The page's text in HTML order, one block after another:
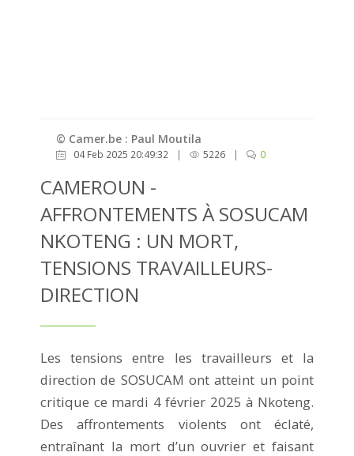
© Camer.be : Paul Moutila
04 Feb 2025 20:49:32 | 5226 | 0
CAMEROUN -
AFFRONTEMENTS À SOSUCAM
NKOTENG : UN MORT,
TENSIONS TRAVAILLEURS-
DIRECTION
Les tensions entre les travailleurs et la
direction de SOSUCAM ont atteint un point
critique ce mardi 4 février 2025 à Nkoteng.
Des affrontements violents ont éclaté,
entraînant la mort d’un ouvrier et faisant